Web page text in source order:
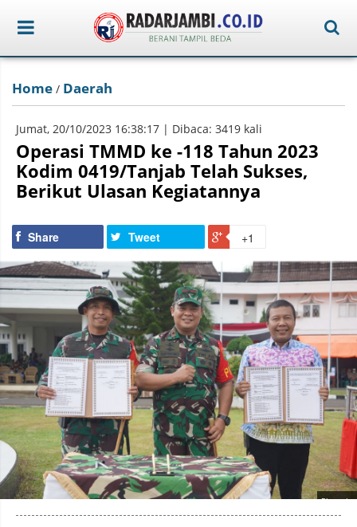
Home / Daerah
Jumat, 20/10/2023 16:38:17 | Dibaca: 3419 kali
Operasi TMMD ke -118 Tahun 2023
Kodim 0419/Tanjab Telah Sukses,
Berikut Ulasan Kegiatannya
Share Tweet +1
Photo by